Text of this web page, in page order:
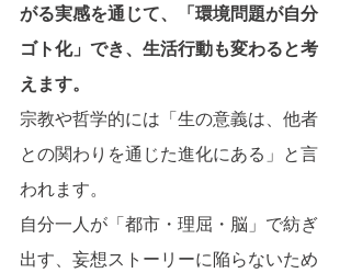
がる実感を通じて、「環境問題が自分
ゴト化」でき、生活行動も変わると考
えます。
宗教や哲学的には「生の意義は、他者
との関わりを通じた進化にある」と言
われます。
自分一人が「都市・理屈・脳」で紡ぎ
出す、妄想ストーリーに陥らないため